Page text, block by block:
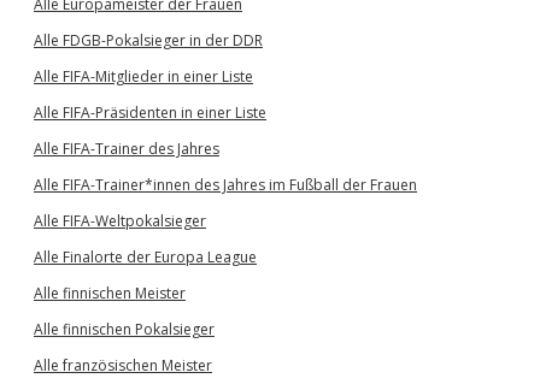
Alle Europameister der Frauen
Alle FDGB-Pokalsieger in der DDR
Alle FIFA-Mitglieder in einer Liste
Alle FIFA-Präsidenten in einer Liste
Alle FIFA-Trainer des Jahres
Alle FIFA-Trainer*innen des Jahres im Fußball der Frauen
Alle FIFA-Weltpokalsieger
Alle Finalorte der Europa League
Alle finnischen Meister
Alle finnischen Pokalsieger
Alle französischen Meister